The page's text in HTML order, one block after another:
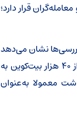
قرار دارد؛
نشان می‌دهد
کیف‌پول‌هایی با موجودی بین ۱۰ تا ۱۰ هزار بیت‌کوین، در هفته‌های اخیر بیش از ۴۰ هزار بیت‌کوین به
معمولا به‌عنوان